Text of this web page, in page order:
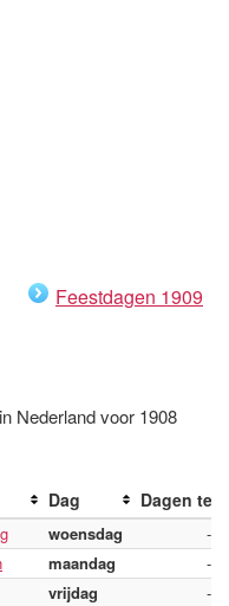
Feestdagen 1909
Nederland voor 1908
Dag Dagen te
woensdag
-
maandag
-
vrijdag
-